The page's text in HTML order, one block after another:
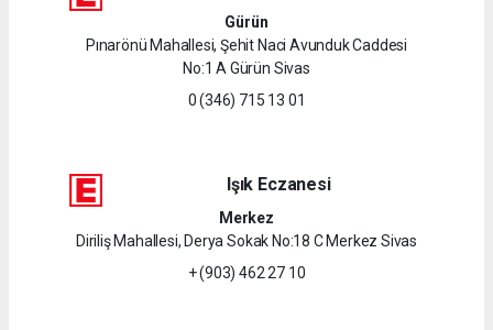
Gürün
Pınarönü Mahallesi, Şehit Naci Avunduk Caddesi
No:1 A Gürün Sivas
0 (346) 715 13 01
Işık Eczanesi
Merkez
Diriliş Mahallesi, Derya Sokak No:18 C Merkez Sivas
+ (903) 462 27 10